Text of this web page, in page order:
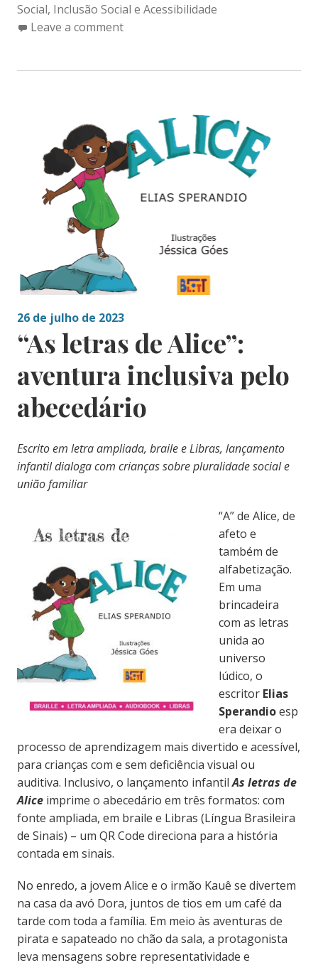
Social, Inclusão Social e Acessibilidade
Leave a comment
26 de julho de 2023
“As letras de Alice”:
aventura inclusiva pelo
abecedário
Escrito em letra ampliada, braile e Libras, lançamento
infantil dialoga com crianças sobre pluralidade social e
união familiar
“A” de Alice, de
afeto e
também de
alfabetização.
Em uma
brincadeira
com as letras
unida ao
universo
lúdico, o
escritor Elias
Sperandioesp
era deixar o
processo de aprendizagem mais divertido e acessível,
para crianças com e sem deficiência visual ou
auditiva. Inclusivo, o lançamento infantilAs letras de
Aliceimprime o abecedário em três formatos: com
fonte ampliada, em braile e Libras (Língua Brasileira
de Sinais) – um QR Code direciona para a história
contada em sinais.
No enredo, a jovem Alice e o irmão Kauê se divertem
na casa da avó Dora, juntos de tios em um café da
tarde com toda a família. Em meio às aventuras de
pirata e sapateado no chão da sala, a protagonista
leva mensagens sobre representatividade e